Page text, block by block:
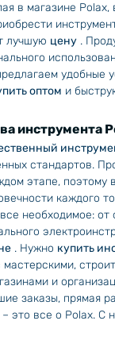
в магазине Polax,
лучшую цену .
удобные
оптом и
инструмента
стандартов.
этапе, поэтому
каждого
все необходимое: от
. Нужно купить
мастерскими,
и
заказы, прямая
– это все о Polax. С